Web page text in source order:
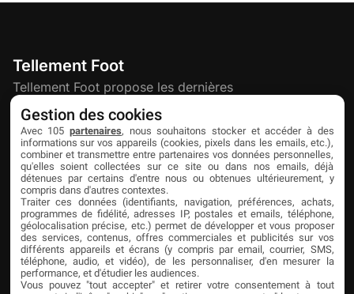
Tellement Foot
Tellement Foot propose les dernières
actualités et nouveautés créatives dédiées
au football.
Découvrir
À propos
Contact
Publicité
Liens utiles
Mentions légales
Confidentialité
Cookies
Partenaires
Livefoot
Jeunesfooteux
Tólmi Studio
King Score
Gestion des cookies
Avec 105 partenaires, nous souhaitons stocker et accéder à des
informations sur vos appareils (cookies, pixels dans les emails, etc.),
combiner et transmettre entre partenaires vos données personnelles,
qu'elles soient collectées sur ce site ou dans nos emails, déjà
détenues par certains d'entre nous ou obtenues ultérieurement, y
compris dans d'autres contextes.
Traiter ces données (identifiants, navigation, préférences, achats,
programmes de fidélité, adresses IP, postales et emails, téléphone,
géolocalisation précise, etc.) permet de développer et vous proposer
des services, contenus, offres commerciales et publicités sur vos
différents appareils et écrans (y compris par email, courrier, SMS,
téléphone, audio, et vidéo), de les personnaliser, d'en mesurer la
performance, et d'étudier les audiences.
Vous pouvez "tout accepter" et retirer votre consentement à tout